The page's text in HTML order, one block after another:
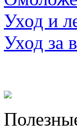
Уход и
Уход за